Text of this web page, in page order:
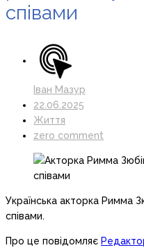
співами
Іван Мазур
22.06.2025
Життя
zero comment
Українська акторка Римма
співами.
Про це повідомляє